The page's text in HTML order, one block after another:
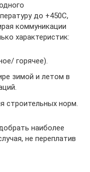
до +450C,
коммуникации
характеристик:
горячее).
зимой и летом в
строительных норм.
наиболее
не переплатив